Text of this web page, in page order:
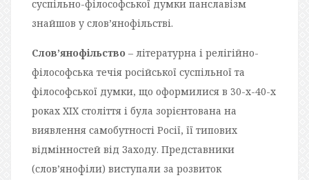
суспільно-філософської думки панславізм
знайшов у слов’янофільстві.
Слов’янофільство – літературна і релігійно-
філософська течія російської суспільної та
філософської думки, що оформилися в 30-х-40-х
роках XIX століття і була зорієнтована на
виявлення самобутності Росії, її типових
відмінностей від Заходу. Представники
(слов’янофіли) виступали за розвиток